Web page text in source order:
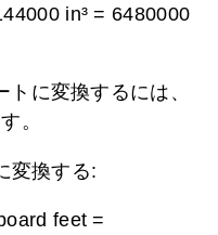
in³ = 6480000
に変換するには、
。
変換する:
feet =